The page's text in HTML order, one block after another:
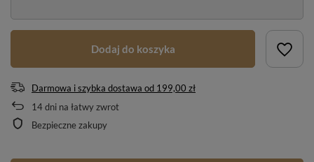
Dodaj do koszyka
Darmowa i szybka dostawa od 199,00 zł
14dni na łatwy zwrot
Bezpieczne zakupy